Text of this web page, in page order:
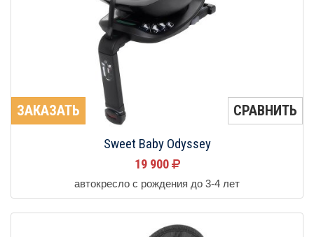
ЗАКАЗАТЬ СРАВНИТЬ
Sweet Baby Odyssey
19 900
автокресло с рождения до 3-4 лет